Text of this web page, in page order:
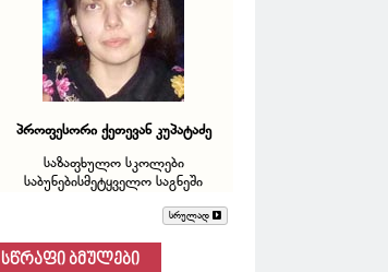
პროფესორი ქეთევან კუპატაძე
საზაფხულო სკოლები
საბუნებისმეტყველო საგნეში
სრულად
სწრაფი ბმულები